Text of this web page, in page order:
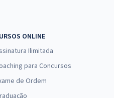
ONLINE
Ilimitada
para Concursos
de Ordem